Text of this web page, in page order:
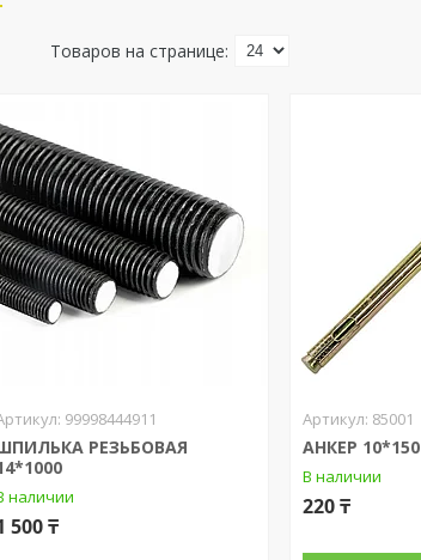
99998444911
РЕЗЬБОВАЯ
наличии
500 ₸
85001
АНКЕР 10*150
В наличии
220 ₸